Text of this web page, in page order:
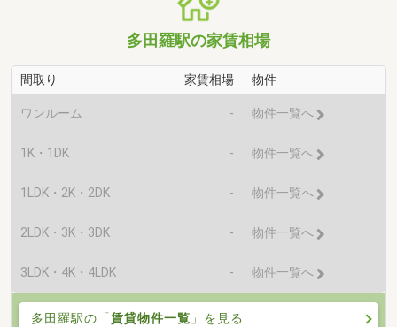
多田羅駅の家賃相場
間取り 家賃相場 物件
ワンルーム - 物件一覧へ
1K・1DK - 物件一覧へ
1LDK・2K・2DK - 物件一覧へ
2LDK・3K・3DK - 物件一覧へ
3LDK・4K・4LDK - 物件一覧へ
多田羅駅の「賃貸物件一覧 」を見る